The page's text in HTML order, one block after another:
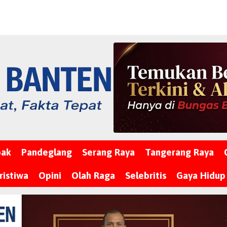
Pandeglang Serang Raya Tangerang Raya
Opini Olah Raga Selebritis Gaya Hidup